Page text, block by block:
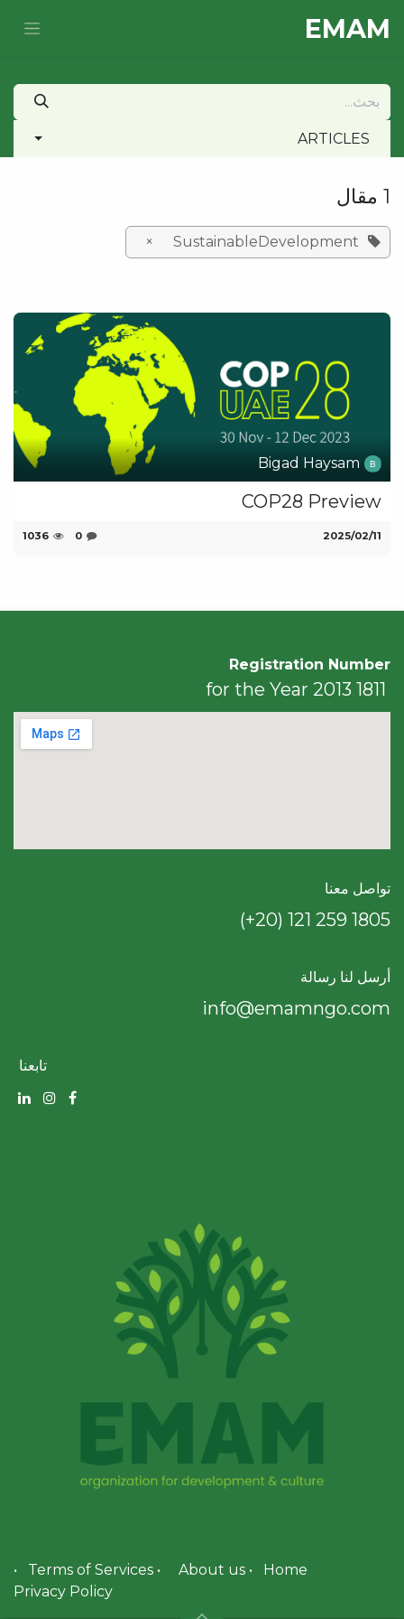
E​MAM
ARTICLES
1 مقال
SustainableDevelopment
×
Bigad Haysam
COP28 Preview
11‏/02‏/2025
0
1036
Registration Number
1811 for the Year 2013
تواصل معنا
(+20) 121 259 18​05
أرسل لنا رسالة
info@emamngo.com
تابعنا
Home
•
About us
•
Terms of Services
•
Privacy Policy